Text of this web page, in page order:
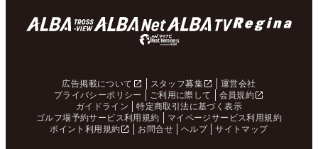
広告掲載について スタッフ募集
運営会社
プライバシーポリシー
ご利用に際して
会員規約
ガイドライン
特定商取引法に基づく表示
ゴルフ場予約サービス利用規約
マイページサービス利用規約
ポイント利用規約
お問合せ ヘルプ サイトマップ